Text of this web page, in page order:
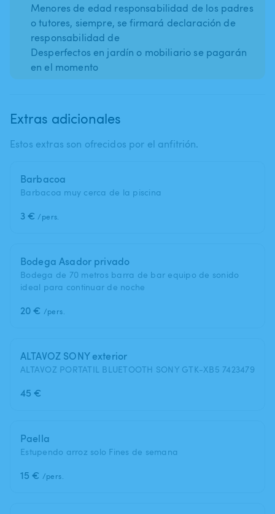
Menores de edad responsabilidad de los padres
o tutores, siempre, se firmará declaración de
responsabilidad de
Desperfectos en jardín o mobiliario se pagarán
en el momento
Extras adicionales
Estos extras son ofrecidos por el anfitrión.
Barbacoa
Barbacoa muy cerca de la piscina
3 € /pers.
Bodega Asador privado
Bodega de 70 metros barra de bar equipo de sonido
ideal para continuar de noche
20 € /pers.
ALTAVOZ SONY exterior
ALTAVOZ PORTATIL BLUETOOTH SONY GTK-XB5 7423479
45 €
Paella
Estupendo arroz solo Fines de semana
15 € /pers.